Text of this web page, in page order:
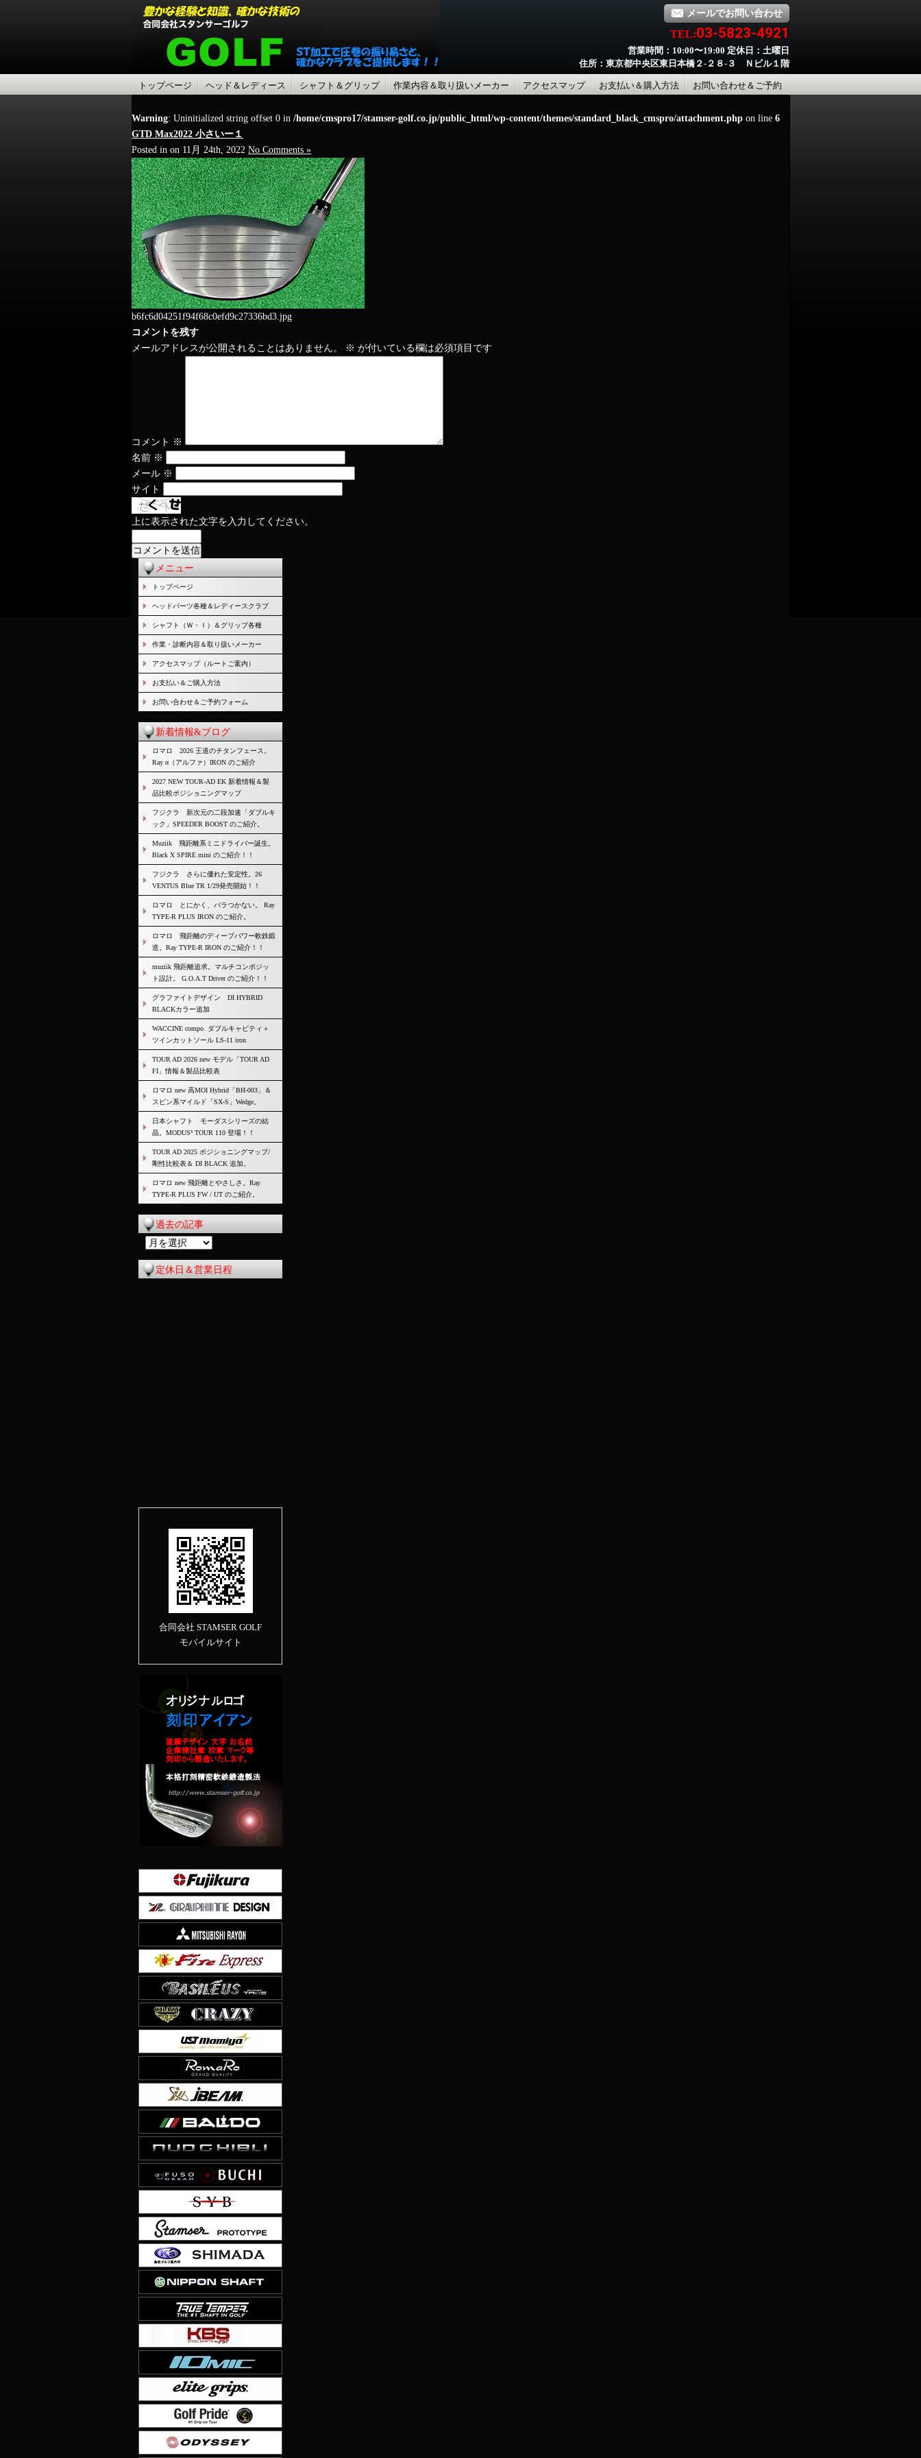
メールでお問い合わせ
TEL:03-5823-4921
営業時間：10:00〜19:00 定休日：土曜日
住所：東京都中央区東日本橋２-２８-３ Ｎビル１階
トップページ ヘッド＆レディース シャフト＆グリップ 作業内容＆取り扱いメーカー アクセスマップ お支払い＆購入方法 お問い合わせ＆ご予約
Warning: Uninitialized string offset 0 in /home/cmspro17/stamser-golf.co.jp/public_html/wp-content/themes/standard_black_cmspro/attachment.php on line 6
GTD Max2022 小さいー１
Posted in on 11月 24th, 2022 No Comments »
b6fc6d04251f94f68c0efd9c27336bd3.jpg
コメントを残す
メールアドレスが公開されることはありません。
※ が付いている欄は必須項目です
コメント ※
名前 ※
メール ※
サイト
上に表示された文字を入力してください。
メニュー
トップページ
ヘッドパーツ各種＆レディースクラブ
シャフト（Ｗ・Ｉ）＆グリップ各種
作業・診断内容＆取り扱いメーカー
アクセスマップ（ルートご案内）
お支払い＆ご購入方法
お問い合わせ＆ご予約フォーム
新着情報&ブログ
ロマロ 2026 王道のチタンフェース。
Ray α（アルファ）IRON のご紹介
2027 NEW TOUR-AD EK 新着情報＆製
品比較ポジショニングマップ
フジクラ 新次元の二段加速「ダブルキ
ック」SPEEDER BOOST のご紹介。
Muziik 飛距離系ミニドライバー誕生。
Black X SPIRE mini のご紹介！！
フジクラ さらに優れた安定性。26
VENTUS Blue TR 1/29発売開始！！
ロマロ とにかく、バラつかない。 Ray
TYPE-R PLUS IRON のご紹介。
ロマロ 飛距離のディープパワー軟鉄鍛
造。Ray TYPE-R IRON のご紹介！！
muziik 飛距離追求。マルチコンポジッ
ト設計。 G.O.A.T Driver のご紹介！！
グラファイトデザイン DI HYBRID
BLACKカラー追加
WACCINE compo. ダブルキャビティ＋
ツインカットソール LS-11 iron
TOUR AD 2026 new モデル「TOUR AD
FI」情報＆製品比較表
ロマロ new 高MOI Hybrid「BH-003」＆
スピン系マイルド「SX-S」Wedge。
日本シャフト モーダスシリーズの結
晶。MODUS³ TOUR 110 登場！！
TOUR AD 2025 ポジショニングマップ/
剛性比較表＆ DI BLACK 追加。
ロマロ new 飛距離とやさしさ。Ray
TYPE-R PLUS FW / UT のご紹介。
過去の記事
の
定休日＆営業日程
合同会社 STAMSER GOLF
モバイルサイト